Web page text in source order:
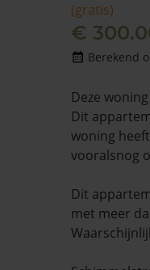
(gratis)
€
Berekend
Deze
Dit
woning
vooralsnog
Dit
met meer